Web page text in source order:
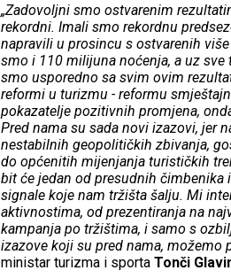
„Zadovoljni smo ostvarenim
rekordni. Imali smo rekordnu
napravili u prosincu s ostvarenih
smo i 110 milijuna noćenja, a uz
smo usporedno sa svim ovim
reformi u turizmu - reformu
pokazatelje pozitivnih promjena,
Pred nama su sada novi izazovi, jer
nestabilnih geopolitičkih zbivanja,
do općenitih mijenjanja turističkih
bit će jedan od presudnih
signale koje nam tržišta šalju. Mi
aktivnostima, od prezentiranja na
kampanja po tržištima, i samo s
izazove koji su pred nama, možemo
ministar turizma i sporta Tonči